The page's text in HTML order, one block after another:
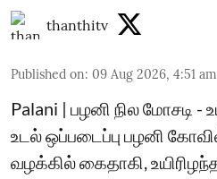
thanthitv
Published on: 09 Aug 2026, 4:51 am
Palani | பழனி நில மோசடி -
உடல் ஒப்படைப்பு பழனி
வழக்கில் கைதாகி,